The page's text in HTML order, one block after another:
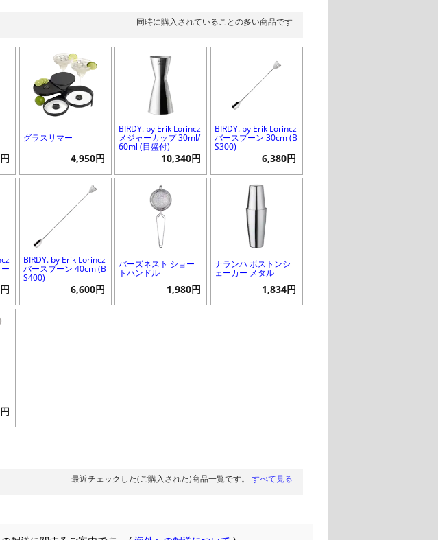
同時に購入されていることの多い商品です
グラスリマー
4,950円
BIRDY. by Erik Lorincz
メジャーカップ 30ml/
60ml (目盛付)
10,340円
BIRDY. by Erik Lorincz
バースプーン 30cm (B
S300)
6,380円
BIRDY. by Erik Lorincz
バースプーン 40cm (B
S400)
6,600円
バーズネスト ショー
トハンドル
1,980円
ナランハ ボストンシ
ェーカー メタル
1,834円
最近チェックした(ご購入された)商品一覧です。 すべて見る